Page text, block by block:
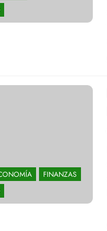
FINANZAS